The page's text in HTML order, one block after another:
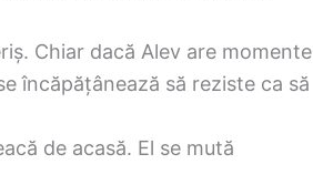
Chiar dacă Alev are momente
încăpățânează să reziste ca să
de acasă. El se mută